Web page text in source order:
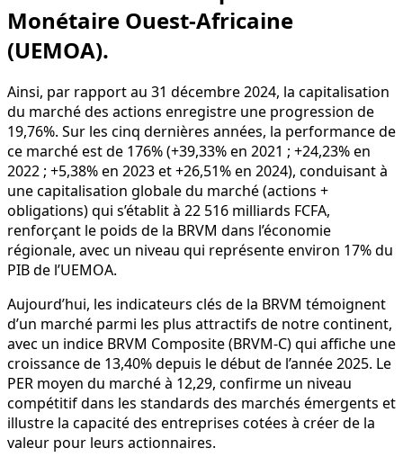
Monétaire Ouest-Africaine
(UEMOA).
Ainsi, par rapport au 31 décembre 2024, la capitalisation
du marché des actions enregistre une progression de
19,76%. Sur les cinq dernières années, la performance de
ce marché est de 176% (+39,33% en 2021 ; +24,23% en
2022 ; +5,38% en 2023 et +26,51% en 2024), conduisant à
une capitalisation globale du marché (actions +
obligations) qui s’établit à 22 516 milliards FCFA,
renforçant le poids de la BRVM dans l’économie
régionale, avec un niveau qui représente environ 17% du
PIB de l’UEMOA.
Aujourd’hui, les indicateurs clés de la BRVM témoignent
d’un marché parmi les plus attractifs de notre continent,
avec un indice BRVM Composite (BRVM-C) qui affiche une
croissance de 13,40% depuis le début de l’année 2025. Le
PER moyen du marché à 12,29, confirme un niveau
compétitif dans les standards des marchés émergents et
illustre la capacité des entreprises cotées à créer de la
valeur pour leurs actionnaires.